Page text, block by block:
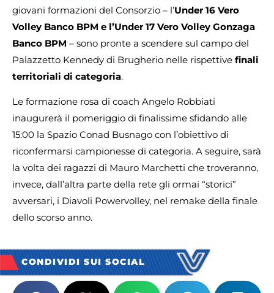
giovani formazioni del Consorzio – l’Under 16 Vero
Volley Banco BPM e l’Under 17 Vero Volley Gonzaga
Banco BPM – sono pronte a scendere sul campo del
Palazzetto Kennedy di Brugherio nelle rispettive finali
territoriali di categoria.
Le formazione rosa di coach Angelo Robbiati
inaugurerà il pomeriggio di finalissime sfidando alle
15:00 la Spazio Conad Busnago con l’obiettivo di
riconfermarsi campionesse di categoria. A seguire, sarà
la volta dei ragazzi di Mauro Marchetti che troveranno,
invece, dall’altra parte della rete gli ormai “storici”
avversari, i Diavoli Powervolley, nel remake della finale
dello scorso anno.
CONDIVIDI SUI SOCIAL